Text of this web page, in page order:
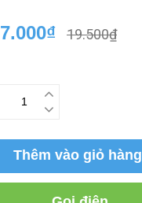
7.000₫ 19.500₫
Thêm vào giỏ hàng